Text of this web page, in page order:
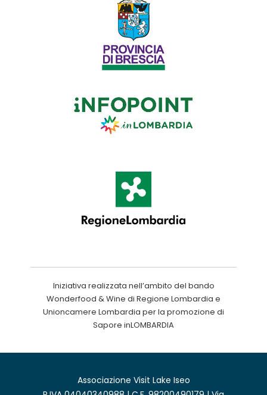
Iniziativa realizzata nell’ambito del bando
Wonderfood & Wine di Regione Lombardia e
Unioncamere Lombardia per la promozione di
Sapore inLOMBARDIA
Associazione Visit Lake Iseo